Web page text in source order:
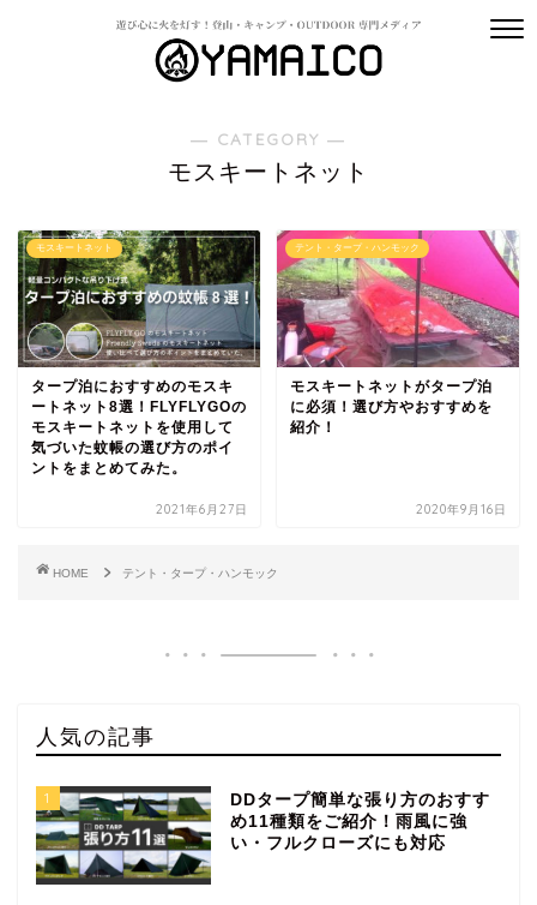
― CATEGORY ―
モスキートネット
モスキートネット
タープ泊におすすめのモスキ
ートネット8選！FLYFLYGOの
モスキートネットを使用して
気づいた蚊帳の選び方のポイ
ントをまとめてみた。
2021年6月27日
テント・タープ・ハンモック
モスキートネットがタープ泊
に必須！選び方やおすすめを
紹介！
2020年9月16日
HOME テント・タープ・ハンモック
人気の記事
1
DDタープ簡単な張り方のおすす
め11種類をご紹介！雨風に強
い・フルクローズにも対応